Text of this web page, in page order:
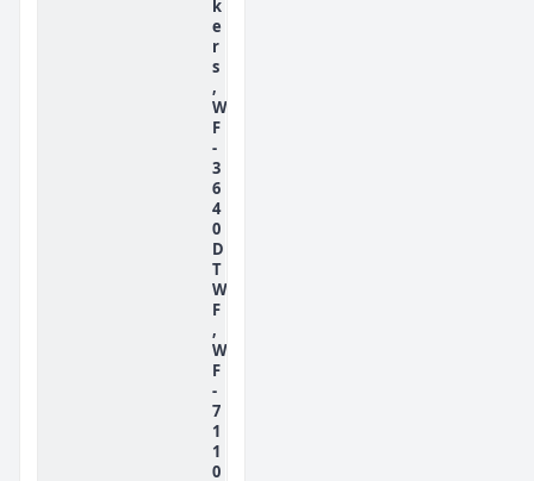
k
e
r
s
,
W
F
-
3
6
4
0
D
T
W
F
,
W
F
-
7
1
1
0